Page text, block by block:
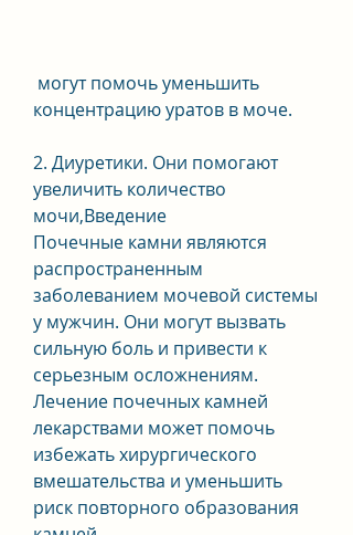
концентрацию уратов в моче.
2. Диуретики. Они помогают
увеличить количество
мочи,Введение
Почечные камни являются
распространенным
заболеванием мочевой системы
у мужчин. Они могут вызвать
сильную боль и привести к
серьезным осложнениям.
Лечение почечных камней
лекарствами может помочь
избежать хирургического
вмешательства и уменьшить
риск повторного образования